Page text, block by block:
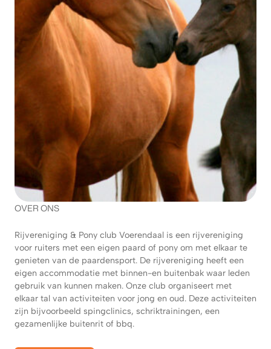
OVER ONS
Rijvereniging & Pony club Voerendaal is een rijvereniging
voor ruiters met een eigen paard of pony om met elkaar te
genieten van de paardensport. De rijvereniging heeft een
eigen accommodatie met binnen-en buitenbak waar leden
gebruik van kunnen maken. Onze club organiseert met
elkaar tal van activiteiten voor jong en oud. Deze activiteiten
zijn bijvoorbeeld spingclinics, schriktrainingen, een
gezamenlijke buitenrit of bbq.